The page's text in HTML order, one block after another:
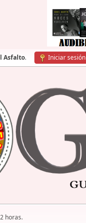
Asfalto. Iniciar sesión
horas.